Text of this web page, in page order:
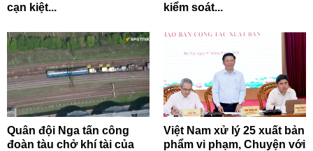
cạn kiệt...
kiểm soát...
Quân đội Nga tấn công
đoàn tàu chở khí tài của
Việt Nam xử lý 25 xuất bản
phẩm vi phạm, Chuyện với